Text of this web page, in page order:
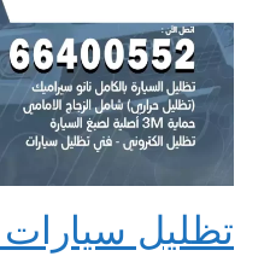
تظليل